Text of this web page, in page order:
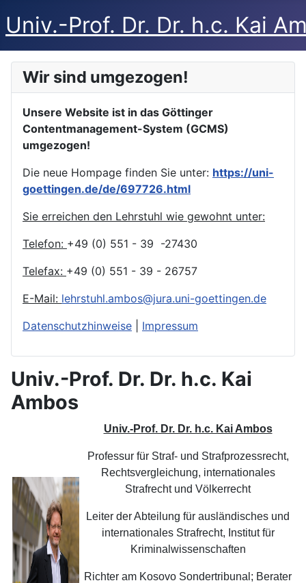
Univ.-Prof. Dr. Dr. h.c. Kai
Wir sind umgezogen!
Unsere Website ist in das Göttinger
Contentmanagement-System (GCMS)
umgezogen!
Die neue Hompage finden Sie unter: https://uni-
goettingen.de/de/697726.html
Sie erreichen den Lehrstuhl wie gewohnt unter:
Telefon: +49 (0) 551 - 39 -27430
Telefax: +49 (0) 551 - 39 - 26757
E-Mail: lehrstuhl.ambos@jura.uni-goettingen.de
Datenschutzhinweise
Impressum
Univ.-Prof. Dr. Dr. h.c. Kai
Ambos
Univ.-Prof. Dr. Dr. h.c. Kai Ambos
Professur für Straf- und Strafprozessrecht,
Rechtsvergleichung, internationales
Strafrecht und Völkerrecht
Leiter der Abteilung für ausländisches und
internationales Strafrecht, Institut für
Kriminalwissenschaften
Richter am Kosovo Sondertribunal; Berater